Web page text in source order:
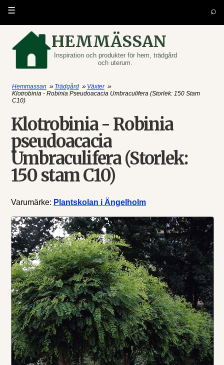
HEMMÄSSAN
Inspiration och produkter för hem, trädgård
och uterum.
☰ ⌕
Hemmassan » Trädgård » Växter »
Klotrobinia - Robinia Pseudoacacia Umbraculifera (Storlek: 150 Stam
C10)
Klotrobinia - Robinia
pseudoacacia
Umbraculifera (Storlek:
150 stam C10)
Varumärke: Plantskolan i Ängelholm